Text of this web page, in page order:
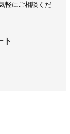
軽にご相談くだ
ト